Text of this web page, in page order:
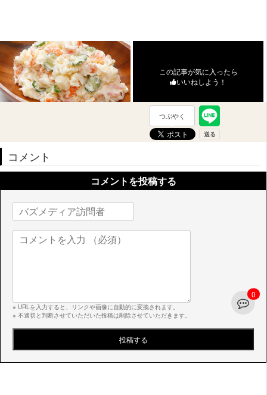
この記事が気に入ったら
いいねしよう！
つぶやく
コメント
0
コメントを投稿する
※ URLを入力すると、リンクや画像に自動的に変換されます。
※ 不適切と判断させていただいた投稿は削除させていただきます。